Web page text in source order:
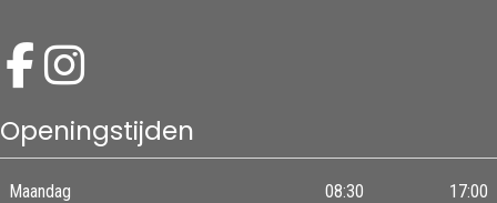
Openingstijden
Maandag 08:30 17:00